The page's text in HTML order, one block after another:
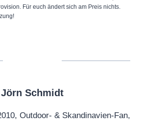
Für euch ändert sich am Preis nichts.
Jörn Schmidt
Outdoor- & Skandinavien-Fan,